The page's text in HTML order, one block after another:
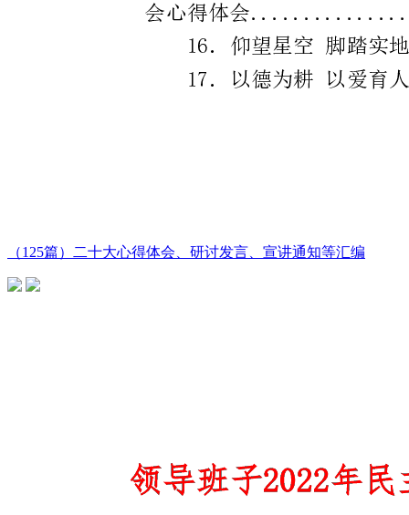
（125篇）二十大心得体会、研讨发言、宣讲通知等汇编